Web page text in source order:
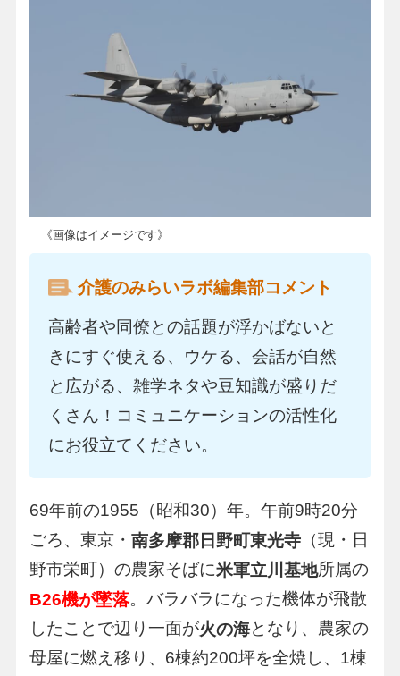
《画像はイメージです》
介護のみらいラボ編集部コメント
高齢者や同僚との話題が浮かばないと
きにすぐ使える、ウケる、会話が自然
と広がる、雑学ネタや豆知識が盛りだ
くさん！コミュニケーションの活性化
にお役立てください。
69年前の1955（昭和30）年。午前9時20分
ごろ、東京・ 南多摩郡日野町東光寺（現・日
野市栄町）の農家そばに米軍立川基地所属の
B26機が墜落。バラバラになった機体が飛散
したことで辺り一面が火の海となり、農家の
母屋に燃え移り、6棟約200坪を全焼し、1棟